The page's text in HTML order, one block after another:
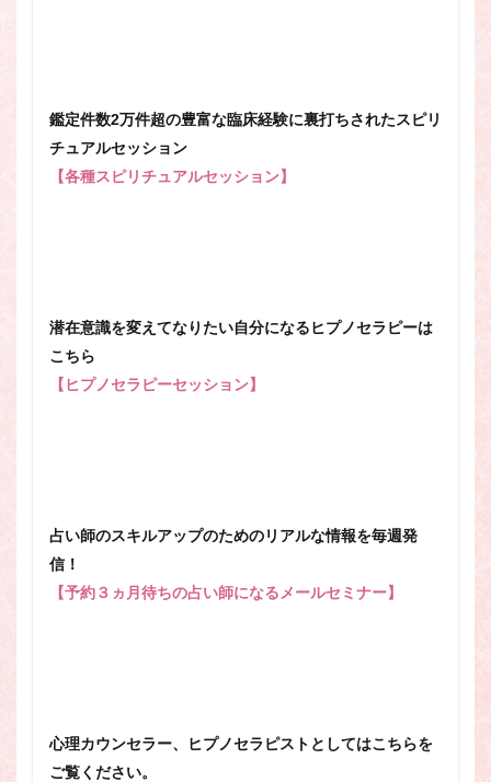
鑑定件数2万件超の豊富な臨床経験に裏打ちされたスピリ
チュアルセッション
【各種スピリチュアルセッション】
潜在意識を変えてなりたい自分になるヒプノセラピーは
こちら
【ヒプノセラピーセッション】
占い師のスキルアップのためのリアルな情報を毎週発
信！
【予約３ヵ月待ちの占い師になるメールセミナー】
心理カウンセラー、ヒプノセラピストとしてはこちらを
ご覧ください。